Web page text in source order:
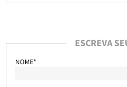
ESCREVA
NOME*